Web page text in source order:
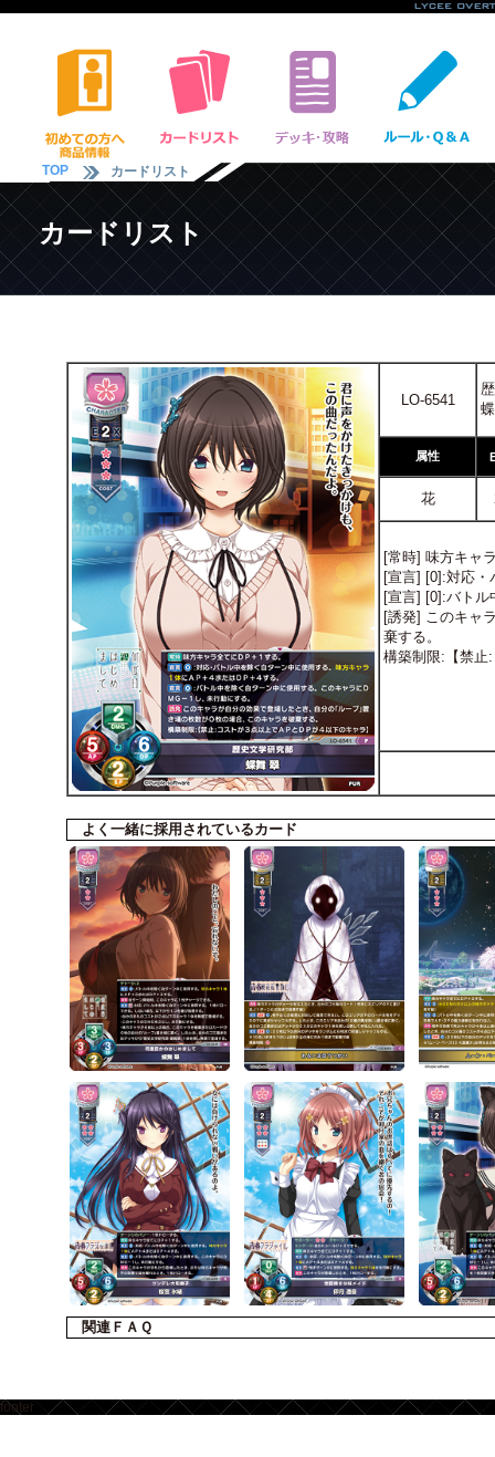
TOP カードリスト
カードリスト
LO-6541
属性
花
[常時] 味方キャ
[宣言] [0]:対応・
[宣言] [0]:バトル
[誘発] このキャ
棄する。
構築制限:【禁止
よく一緒に採用されているカード
関連ＦＡＱ
footer